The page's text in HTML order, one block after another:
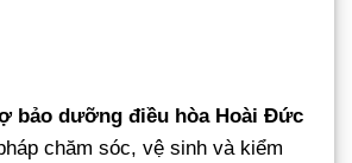
bảo dưỡng điều hòa Hoài Đức
chăm sóc, vệ sinh và kiểm